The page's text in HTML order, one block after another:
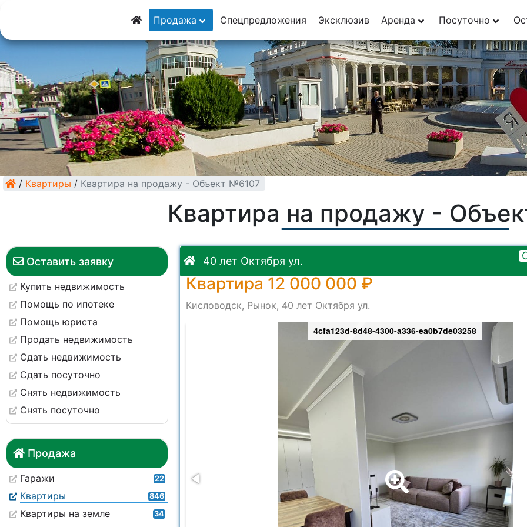
8 (928) 5555-929
8 (928) 3054-111
Продажа Спецпредложения Эксклюзив Аренда Посуточно
/ Квартиры / Квартира на продажу - Объект №6107
Квартира на продажу -
Оставить заявку
Купить недвижимость
Помощь по ипотеке
Помощь юриста
Продать недвижимость
Сдать недвижимость
Сдать посуточно
Снять недвижимость
Снять посуточно
Продажа
Гаражи 22
Квартиры 846
Квартиры на земле 34
40 лет Октября ул.
Квартира 12 000 000 ₽
Кисловодск, Рынок, 40 лет Октября ул.
4cfa123d-8d48-4300-a336-ea0b7de03258